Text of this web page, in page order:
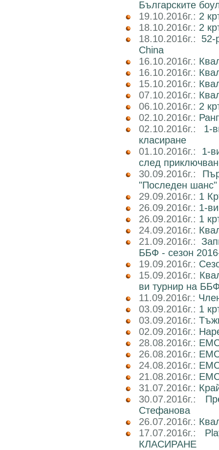
Българските
19.10.2016г.: 2
18.10.2016г.: 2
18.10.2016г.: 52-
China
16.10.2016г.:
16.10.2016г.:
15.10.2016г.:
07.10.2016г.:
06.10.2016г.: 2
02.10.2016г.:
02.10.2016г.: 1-
класиране
01.10.2016г.: 1-
след
30.09.2016г.:
"Последен шанс"
29.09.2016г.: 1
26.09.2016г.: 1-
26.09.2016г.: 1
24.09.2016г.:
21.09.2016г.:
ББФ - сезон
19.09.2016г.:
15.09.2016г.:
ви турнир на
11.09.2016г.:
03.09.2016г.: 1
03.09.2016г.:
02.09.2016г.:
28.08.2016г.:
26.08.2016г.:
24.08.2016г.:
21.08.2016г.:
31.07.2016г.:
30.07.2016г.:
Стефанова
26.07.2016г.:
17.07.2016г.:
КЛАСИРАНЕ